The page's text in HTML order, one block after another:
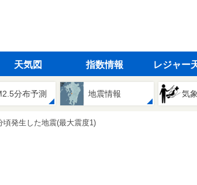
天気図 指数情報 レジャー
分布予測 地震情報 気
頃発生した地震(最大震度1)